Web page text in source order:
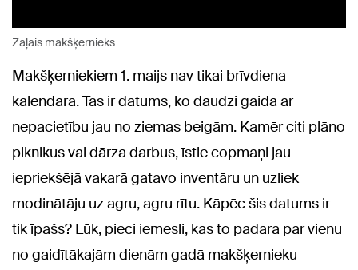
Zaļais makšķernieks
Makšķerniekiem 1. maijs nav tikai brīvdiena
kalendārā. Tas ir datums, ko daudzi gaida ar
nepacietību jau no ziemas beigām. Kamēr citi plāno
piknikus vai dārza darbus, īstie copmaņi jau
iepriekšējā vakarā gatavo inventāru un uzliek
modinātāju uz agru, agru rītu. Kāpēc šis datums ir
tik īpašs? Lūk, pieci iemesli, kas to padara par vienu
no gaidītākajām dienām gadā makšķernieku